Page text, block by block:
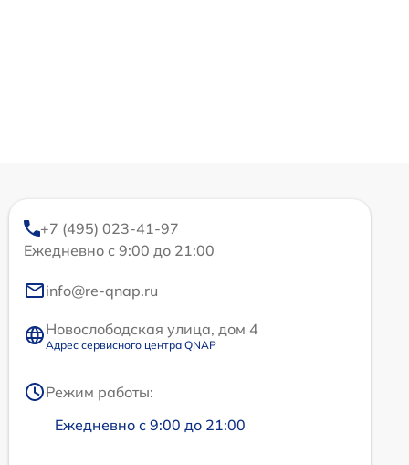
+7 (495) 023-41-97
Ежедневно с 9:00 до 21:00
info@re-qnap.ru
Новослободская улица, дом 4
Адрес сервисного центра QNAP
Режим работы:
Ежедневно с 9:00 до 21:00